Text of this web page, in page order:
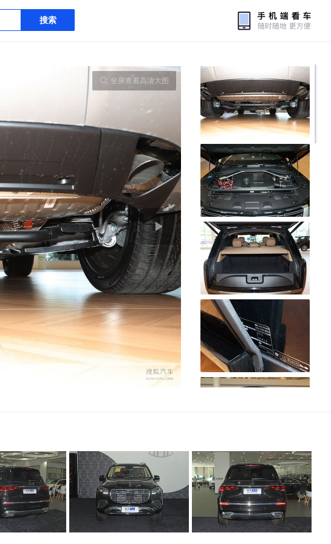
搜索
全屏查看高清大图